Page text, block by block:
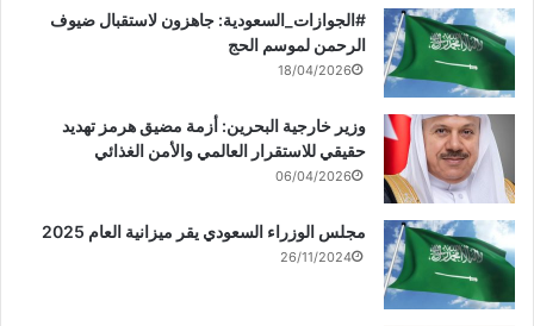
‏‎#الجوازات_السعودية: جاهزون لاستقبال ضيوف
الرحمن لموسم الحج
18/04/2026
وزير خارجية البحرين: أزمة مضيق هرمز تهديد
حقيقي للاستقرار العالمي والأمن الغذائي
06/04/2026
مجلس الوزراء السعودي يقر ميزانية العام 2025
26/11/2024